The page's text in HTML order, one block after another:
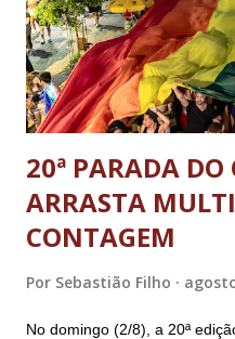
Defesa. A acusação envolveu
abolição violenta do Estado
E...
20ª PARADA DO
ARRASTA
CONTAGEM
Por Sebastião Filho
No domingo (2/8), a 20ª